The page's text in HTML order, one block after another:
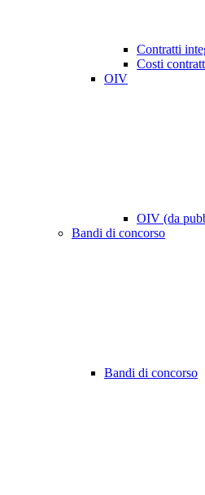
Contratti
Costi
OIV
OIV (da
Bandi di concorso
Bandi di concorso